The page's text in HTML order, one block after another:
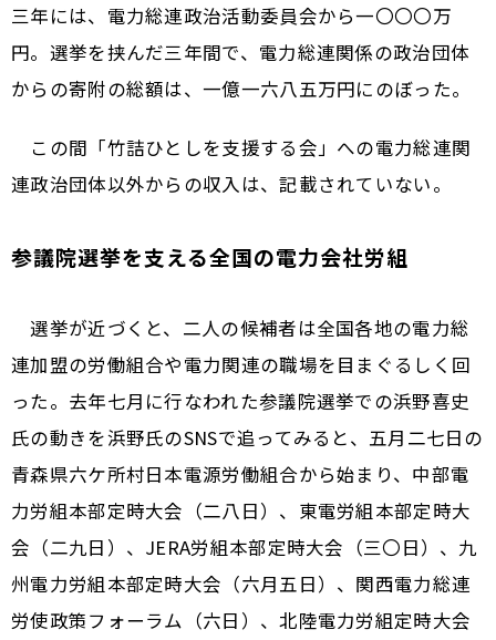
三年には、電力総連政治活動委員会から一〇〇〇万
円。選挙を挟んだ三年間で、電力総連関係の政治団体
からの寄附の総額は、一億一六八五万円にのぼった。
この間「竹詰ひとしを支援する会」への電力総連関
連政治団体以外からの収入は、記載されていない。
参議院選挙を支える全国の電力会社労組
選挙が近づくと、二人の候補者は全国各地の電力総
連加盟の労働組合や電力関連の職場を目まぐるしく回
った。去年七月に行なわれた参議院選挙での浜野喜史
氏の動きを浜野氏のSNSで追ってみると、五月二七日の
青森県六ケ所村日本電源労働組合から始まり、中部電
力労組本部定時大会（二八日）、東電労組本部定時大
会（二九日）、JERA労組本部定時大会（三〇日）、九
州電力労組本部定時大会（六月五日）、関西電力総連
労使政策フォーラム（六日）、北陸電力労組定時大会